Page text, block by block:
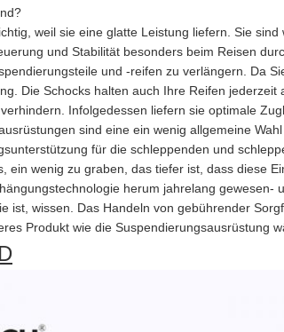
weil sie eine glatte Leistung liefern. Sie
und Stabilität besonders beim Reisen
und -reifen zu verlängern. Da
Die Schocks halten auch Ihre Reifen
Infolgedessen liefern sie optimale
sind eine ein wenig allgemeine
für die schleppenden und
ein wenig zu graben, das tiefer ist, dass diese
herum jahrelang gewesen-
ist, wissen. Das Handeln von gebührender
Produkt wie die Suspendierungsausrüstung